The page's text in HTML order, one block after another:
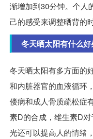
渐增加到30分钟。个人
己的感受来调整晒背的时
冬天晒太阳有什么
冬天晒太阳有多方面的
和内脏器官的血液循环
偻病和成人骨质疏松症
素D的合成，维生素D
光还可以提高人的情绪